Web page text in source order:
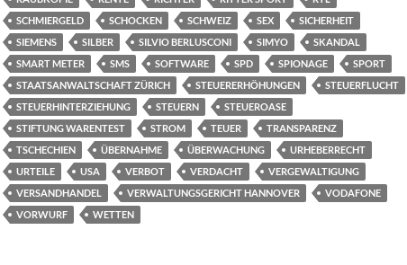
SCHMIERGELD
SCHOCKEN SCHWEIZ SEX
SICHERHEIT
SIEMENS
SILBER SILVIO BERLUSCONI SIMYO
SKANDAL
SMART METER
SMS SOFTWARE SPD SPIONAGE
SPORT
STAATSANWALTSCHAFT ZÜRICH
STEUERERHÖHUNGEN
STEUERFLUCHT
STEUERHINTERZIEHUNG
STEUERN
STEUEROASE
STIFTUNG WARENTEST
STROM TEUER
TRANSPARENZ
TSCHECHIEN
ÜBERNAHME ÜBERWACHUNG
URHEBERRECHT
URTEILE
USA VERBOT VERDACHT
VERGEWALTIGUNG
VERSANDHANDEL
VERWALTUNGSGERICHT HANNOVER
VODAFONE
VORWURF
WETTEN